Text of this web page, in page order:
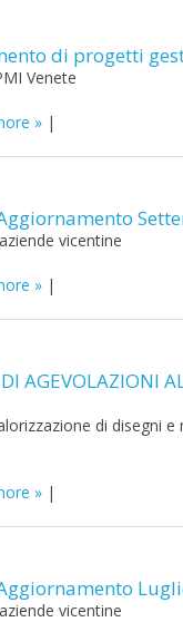
di progetti
Venete
|
vicentine
|
AGEVOLAZIONI
di disegni
|
vicentine